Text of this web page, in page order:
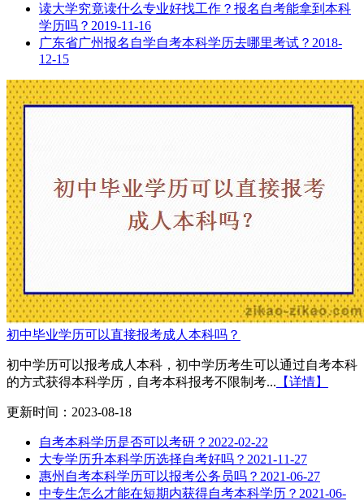
读大学究竟读什么专业好找工作？报名自考能拿到本科
学历吗？ 2019-11-16
广东省广州报名自学自考本科学历去哪里考试？ 2018-
12-15
初中毕业学历可以直接报考成人本科吗？
初中学历可以报考成人本科，初中学历考生可以通过自考本科
的方式获得本科学历，自考本科报考不限制考... 【详情】
更新时间：2023-08-18
自考本科学历是否可以考研？ 2022-02-22
大专学历升本科学历选择自考好吗？ 2021-11-27
惠州自考本科学历可以报考公务员吗？ 2021-06-27
中专生怎么才能在短期内获得自考本科学历？ 2021-06-